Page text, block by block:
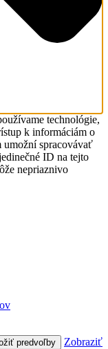
technológie,
k informáciám o
umožní spracovávať
ID na tejto
nepriaznivo
predvoľby
Zobraziť